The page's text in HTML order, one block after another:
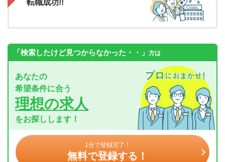
転職成功!!
「検索したけど見つからなかった・・」 方は
あなたの
希望条件に合う
理想の求人
をお探しします！
1分で登録完了！
無料で登録する！